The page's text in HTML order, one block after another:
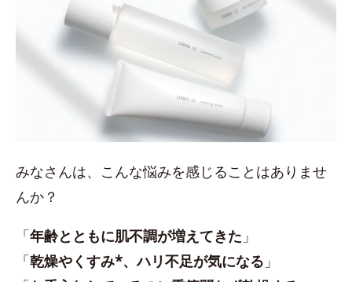
みなさんは、こんな悩みを感じることはありませ
んか？
「年齢とともに肌不調が増えてきた 」
「乾燥やくすみ*、ハリ不足が気になる 」